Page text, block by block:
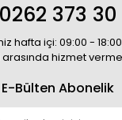
0262 373
hafta içi: 09:00 -
hizmet
E-Bülten Abonelik